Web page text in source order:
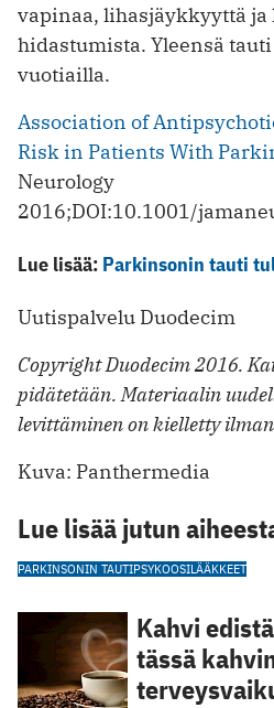
vapinaa, lihasjäykkyyttä
hidastumista. Yleensä
vuotiailla.
Association of
Risk in Patients With
Neurology
2016;DOI:10.1001/
Lue lisää: Parkinsonin tauti
Uutispalvelu Duodecim
Copyright Duodecim 2016.
pidätetään. Materiaalin
levittäminen on kielletty
Kuva: Panthermedia
Lue lisää jutun
PARKINSONIN TAUTIPSYKOOSILÄÄKKEET
Kahvi
tässä